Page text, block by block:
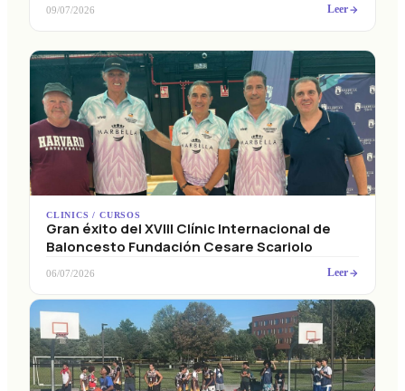
09/07/2026 Leer
CLINICS / CURSOS
Gran éxito del XVIII Clínic Internacional de
Baloncesto Fundación Cesare Scariolo
06/07/2026 Leer